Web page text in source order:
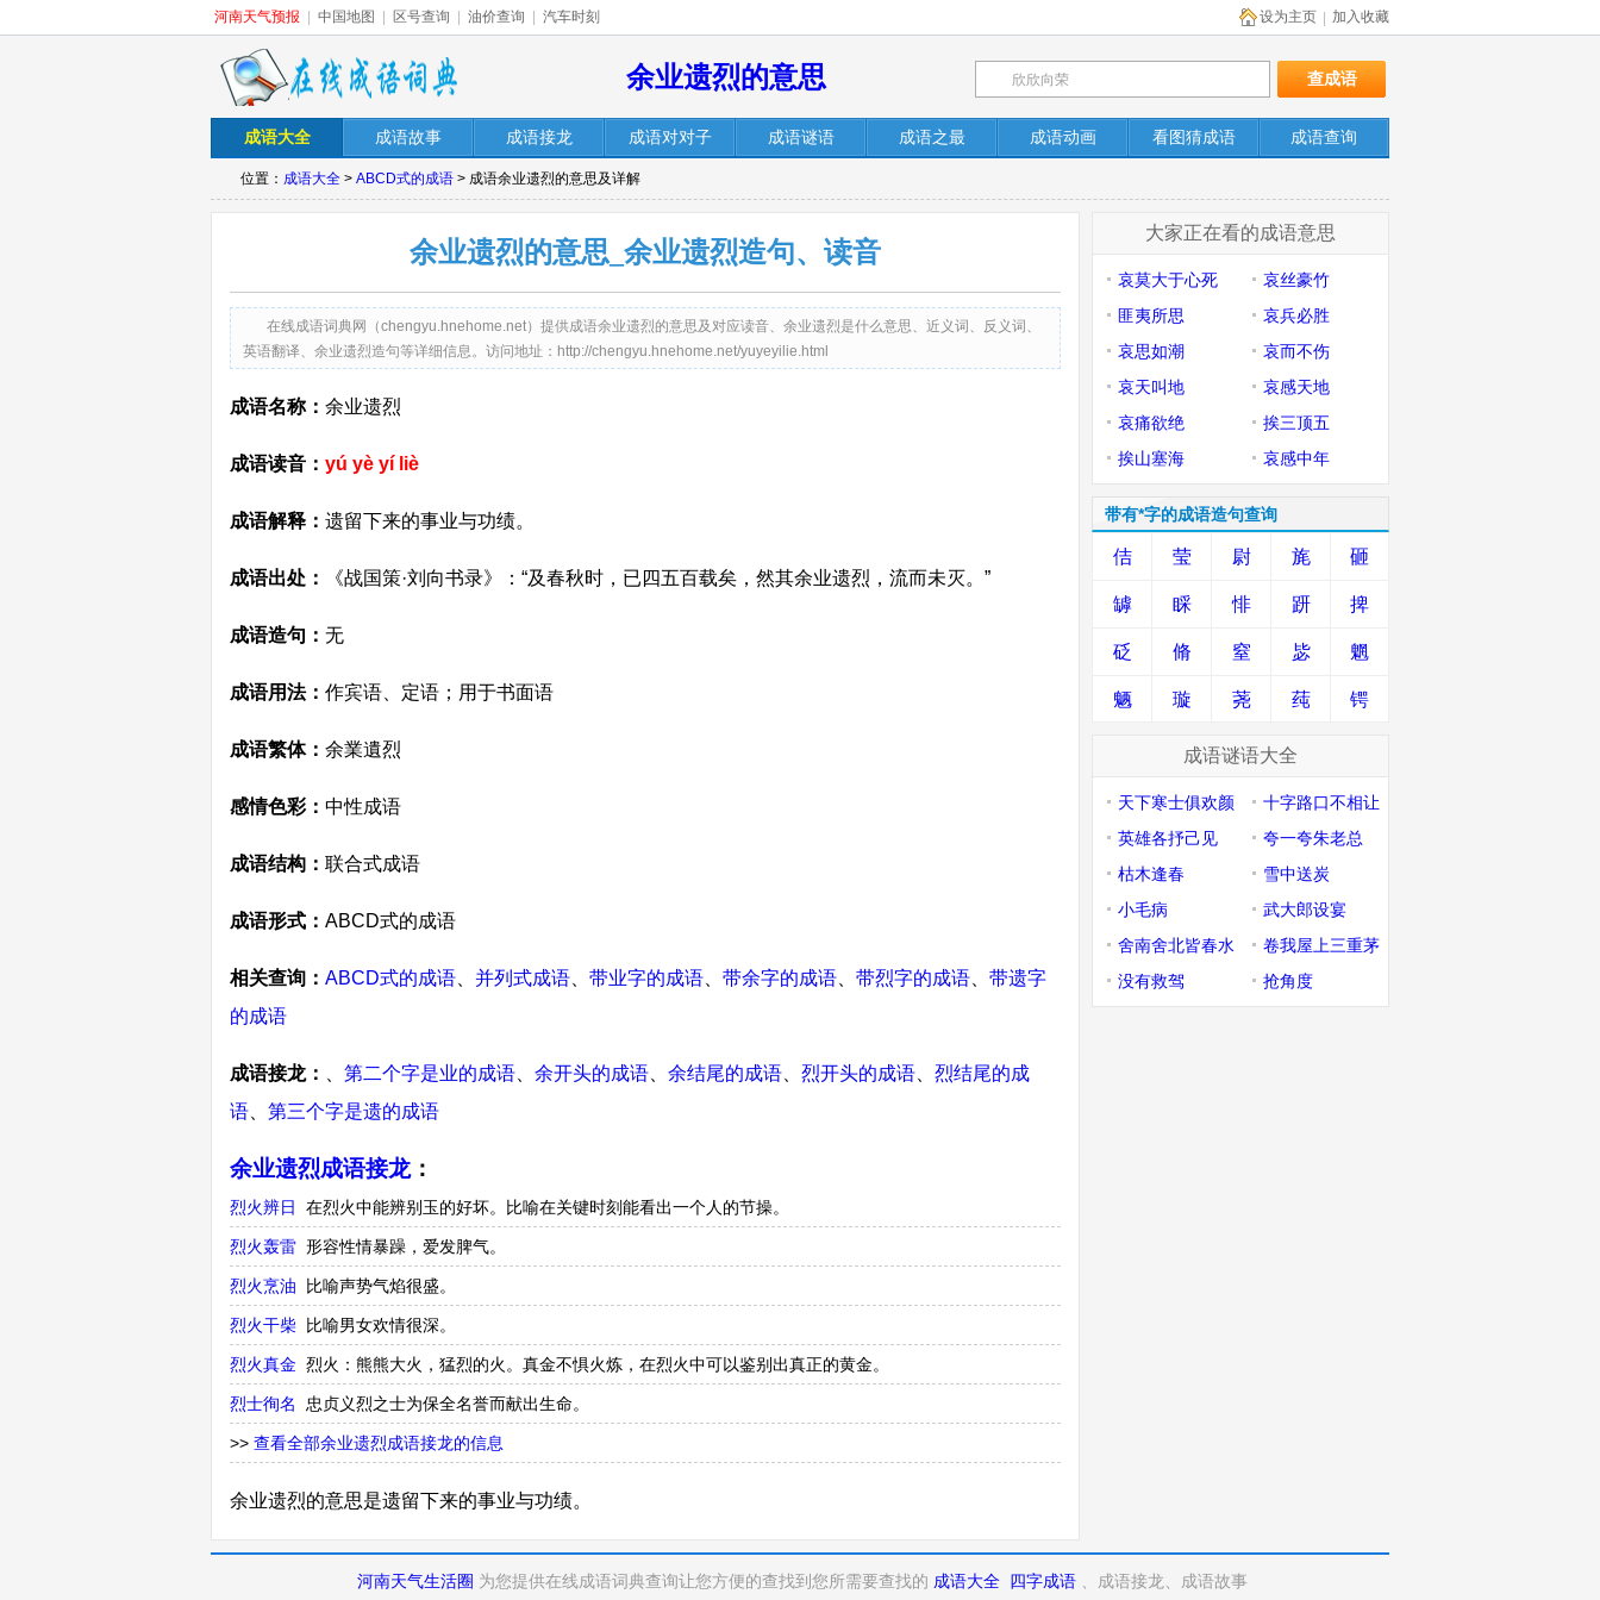
河南天气预报 中国地图 区号查询 油价查询 汽车时刻 加入收藏
设为主页
余业遗烈的意思
成语大全 成语故事 成语接龙 成语对对子 成语谜语 成语之最 成语动画 看图猜成语 成语查询
位置： 成语大全 > ABCD式的成语 > 成语余业遗烈的意思及详解
余业遗烈的意思_余业遗烈造句、读音
在线成语词典网（chengyu.hnehome.net）提供成语余业遗烈的意思及对应读音、余业遗烈是什么意思、近义词、反义词、
英语翻译、余业遗烈造句等详细信息。访问地址：http://chengyu.hnehome.net/yuyeyilie.html
成语名称： 余业遗烈
成语读音： yú yè yí liè
成语解释： 遗留下来的事业与功绩。
成语出处： 《战国策·刘向书录》：“及春秋时，已四五百载矣，然其余业遗烈，流而未灭。”
成语造句： 无
成语用法： 作宾语、定语；用于书面语
成语繁体： 余業遺烈
感情色彩： 中性成语
成语结构： 联合式成语
成语形式： ABCD式的成语
相关查询： ABCD式的成语 并列式成语 带业字的成语 带余字的成语 带烈字的成语
带遗字
的成语
成语接龙： 第二个字是业的成语 余开头的成语 余结尾的成语 烈开头的成语
烈结尾的成
语
第三个字是遗的成语
余业遗烈成语接龙：
烈火辨日 在烈火中能辨别玉的好坏。比喻在关键时刻能看出一个人的节操。
烈火轰雷 形容性情暴躁，爱发脾气。
烈火烹油 比喻声势气焰很盛。
烈火干柴 比喻男女欢情很深。
烈火真金 烈火：熊熊大火，猛烈的火。真金不惧火炼，在烈火中可以鉴别出真正的黄金。
烈士徇名 忠贞义烈之士为保全名誉而献出生命。
>> 查看全部余业遗烈成语接龙的信息
余业遗烈的意思是遗留下来的事业与功绩。
大家正在看的成语意思
哀莫大于心死
哀丝豪竹
匪夷所思
哀兵必胜
哀思如潮
哀而不伤
哀天叫地
哀感天地
哀痛欲绝
挨三顶五
挨山塞海
哀感中年
带有*字的成语造句查询
佶 莹 尉 旄 砸
罅 睬 悱 趼 捭
砭 脩 窒 毖 魍
魉 璇 荛 莼 锷
成语谜语大全
天下寒士俱欢颜
十字路口不相让
英雄各抒己见
夸一夸朱老总
枯木逢春
雪中送炭
小毛病
武大郎设宴
舍南舍北皆春水
卷我屋上三重茅
没有救驾
抢角度
河南天气生活圈 为您提供在线成语词典查询让您方便的查找到您所需要查找的 成语大全 四字成语 、成语接龙、成语故事